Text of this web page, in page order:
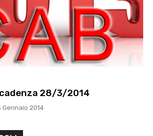
28/3/2014
Gennaio 2014